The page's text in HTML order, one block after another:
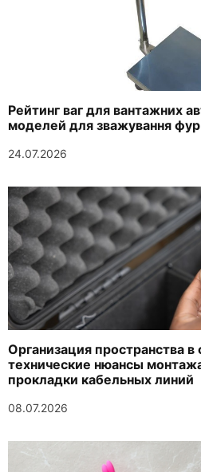
Рейтинг ваг для вантажних
моделей для зважування фур
24.07.2026
Организация пространства
технические нюансы
прокладки кабельных линий
08.07.2026